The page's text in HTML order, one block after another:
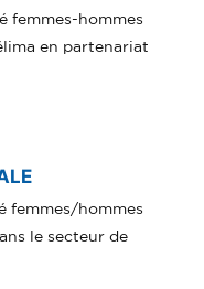
femmes-hommes
en partenariat
femmes/hommes
le secteur de